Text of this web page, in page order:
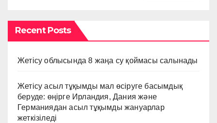
Recent Posts
Жетісу облысында 8 жаңа су қоймасы салынады
Жетісу асыл тұқымды мал өсіруге басымдық
беруде: өңірге Ирландия, Дания және
Германиядан асыл тұқымды жануарлар
жеткізіледі